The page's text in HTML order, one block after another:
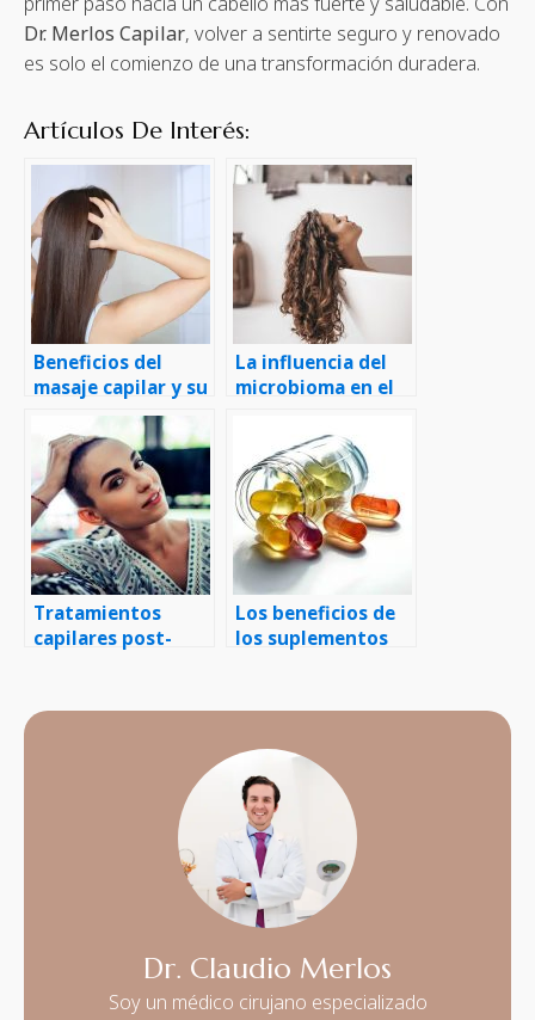
Dr. Merlos Capilar, volver a sentirte seguro y renovado
es solo el comienzo de una transformación duradera.
Artículos De Interés:
Beneficios del
masaje capilar y su
estimulación en el
crecimiento del
cabello
La influencia del
microbioma en el
Tratamientos
capilares post-
Los beneficios de
los suplementos
Dr. Claudio Merlos
Soy un médico cirujano especializado